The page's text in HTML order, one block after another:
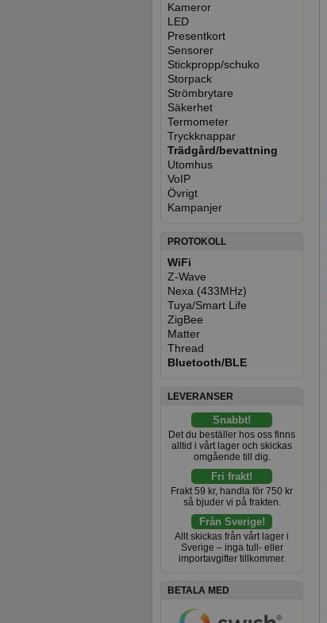
Kameror
LED
Presentkort
Sensorer
Stickpropp/schuko
Storpack
Strömbrytare
Säkerhet
Termometer
Tryckknappar
Trädgård/bevattning
Utomhus
VoIP
Övrigt
Kampanjer
PROTOKOLL
WiFi
Z-Wave
Nexa (433MHz)
Tuya/Smart Life
ZigBee
Matter
Thread
Bluetooth/BLE
LEVERANSER
Snabbt!
Det du beställer hos oss finns
alltid i vårt lager och skickas
omgående till dig.
Fri frakt!
Frakt 59 kr, handla för 750 kr
så bjuder vi på frakten.
Från Sverige!
Allt skickas från vårt lager i
Sverige – inga tull- eller
importavgifter tillkommer.
BETALA MED